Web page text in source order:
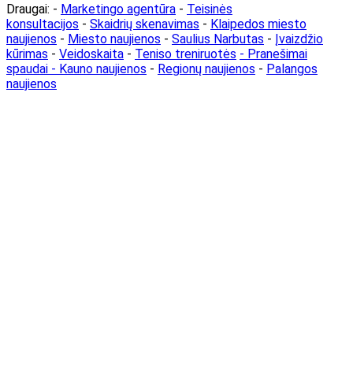
Draugai: - Marketingo agentūra - Teisinės
konsultacijos - Skaidrių skenavimas - Klaipedos miesto
naujienos - Miesto naujienos - Saulius Narbutas - Įvaizdžio
kūrimas - Veidoskaita - Teniso treniruotės - Pranešimai
spaudai - Kauno naujienos - Regionų naujienos - Palangos
naujienos